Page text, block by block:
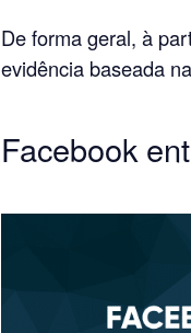
De forma geral, à
evidência baseada
Facebook